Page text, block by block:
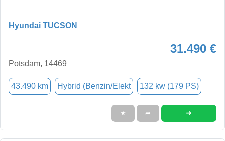
Hyundai TUCSON
31.490 €
Potsdam, 14469
43.490 km Hybrid (Benzin/Elekt 132 kw (179 PS)
★ ➦ ➜